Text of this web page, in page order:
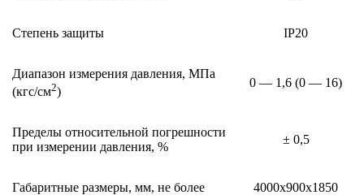
Степень защиты IP20
Диапазон измерения давления, МПа
(кгс/см2)
0 — 1,6 (0 — 16)
Пределы относительной погрешности
при измерении давления, %
± 0,5
Габаритные размеры, мм, не более 4000х900х1850